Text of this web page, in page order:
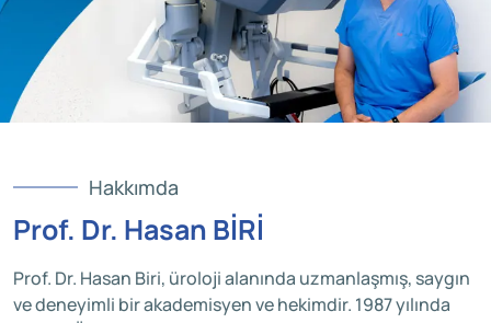
Hakkımda
Prof. Dr. Hasan BİRİ
Prof. Dr. Hasan Biri, üroloji alanında uzmanlaşmış, saygın
ve deneyimli bir akademisyen ve hekimdir. 1987 yılında